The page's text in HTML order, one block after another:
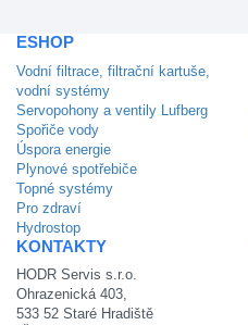
ESHOP
Vodní filtrace, filtrační kartuše,
vodní systémy
Servopohony a ventily Lufberg
Spořiče vody
Úspora energie
Plynové spotřebiče
Topné systémy
Pro zdraví
Hydrostop
KONTAKTY
HODR Servis s.r.o.
Ohrazenická 403,
533 52 Staré Hradiště